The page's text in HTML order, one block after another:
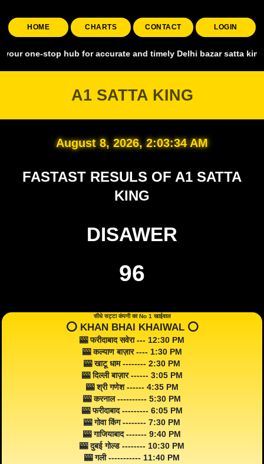
HOME CHARTS CONTACT LOGIN
hub for accurate and timely Delhi bazar satta king,
A1 SATTA KING
August 8, 2026, 2:03:35 AM
FASTAST RESULS OF A1 SATTA
KING
DISAWER
96
सीधे सट्टा कंपनी का No 1 खाईवाल
⭕️ KHAN BHAI KHAIWAL ⭕️
🎰 फरीदाबाद सवेरा --- 12:30 PM
🎰 कल्याण बाज़ार ---- 1:30 PM
🎰 खाटू धाम -------- 2:30 PM
🎰 दिल्ली बाज़ार ------ 3:05 PM
🎰 श्री गणेश ------ 4:35 PM
🎰 करनाल ---------- 5:30 PM
🎰 फरीदाबाद --------- 6:05 PM
🎰 गोवा किंग -------- 7:30 PM
🎰 गाजियाबाद ------- 9:40 PM
🎰 दुबई गोल्ड -------- 10:30 PM
🎰 गली ----------- 11:40 PM